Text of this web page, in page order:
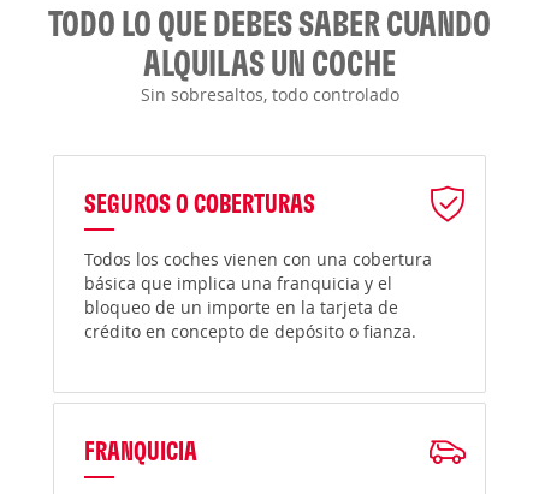
TODO LO QUE DEBES SABER CUANDO
ALQUILAS UN COCHE
Sin sobresaltos, todo controlado
SEGUROS O COBERTURAS
Todos los coches vienen con una cobertura
básica que implica una franquicia y el
bloqueo de un importe en la tarjeta de
crédito en concepto de depósito o fianza.
FRANQUICIA